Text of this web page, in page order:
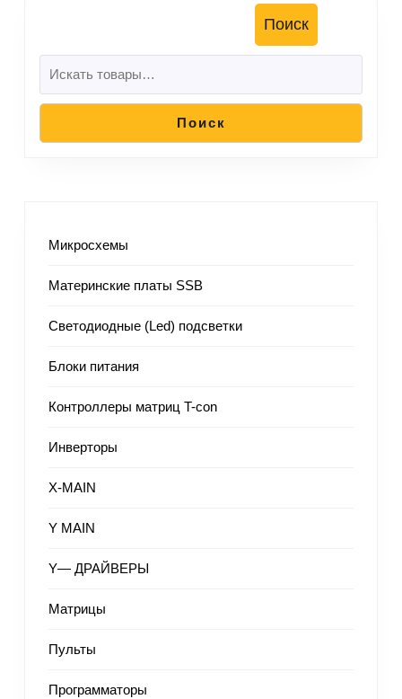
Поиск
Поиск
Микросхемы
Материнские платы SSB
Светодиодные (Led) подсветки
Блоки питания
Контроллеры матриц T-con
Инверторы
X-MAIN
Y MAIN
Y— ДРАЙВЕРЫ
Матрицы
Пульты
Программаторы